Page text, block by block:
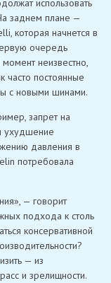
использовать
заднем плане —
которая начнется в
очередь
неизвестно,
часто постоянные
с новыми шинами.
запрет на
ухудшение
давления в
потребовала
— говорит
подхода к столь
консервативной
— из
и зрелищности.